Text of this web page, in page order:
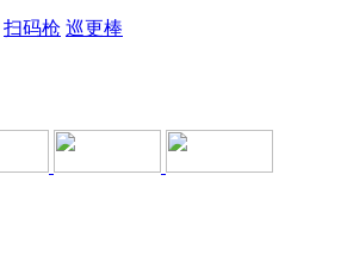
扫码枪 巡更棒